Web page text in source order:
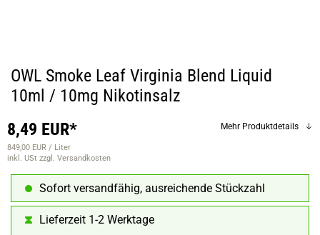
OWL Smoke Leaf Virginia Blend Liquid
10ml / 10mg Nikotinsalz
8,49 EUR*
849,00 EUR / Liter
inkl. USt zzgl. Versandkosten
Mehr Produktdetails
Sofort versandfähig, ausreichende Stückzahl
Lieferzeit 1-2 Werktage